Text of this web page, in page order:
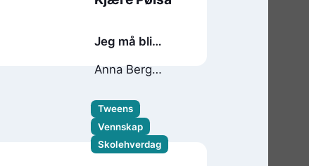
Jeg må bli
Anna Berg
Tweens
Vennskap
Skolehverdag